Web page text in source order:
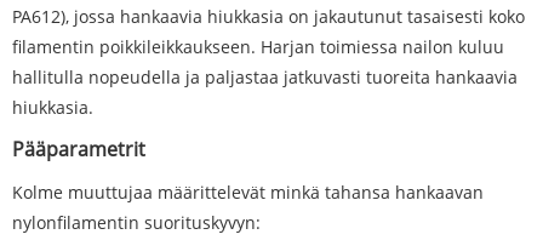
PA612), jossa hankaavia hiukkasia on jakautunut tasaisesti koko
filamentin poikkileikkaukseen. Harjan toimiessa nailon kuluu
hallitulla nopeudella ja paljastaa jatkuvasti tuoreita hankaavia
hiukkasia.
Pääparametrit
Kolme muuttujaa määrittelevät minkä tahansa hankaavan
nylonfilamentin suorituskyvyn: